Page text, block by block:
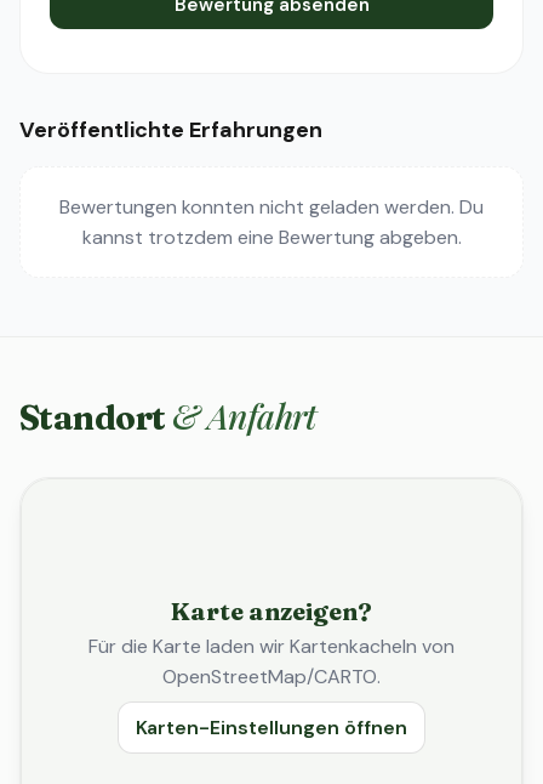
Bewertung absenden
Veröffentlichte Erfahrungen
Bewertungen konnten nicht geladen werden. Du
kannst trotzdem eine Bewertung abgeben.
Standort & Anfahrt
Karte anzeigen?
Für die Karte laden wir Kartenkacheln von
OpenStreetMap/CARTO.
Karten-Einstellungen öffnen